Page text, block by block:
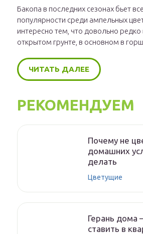
Бакопа в последних сезонах бьет
популярности среди ампельных
интересно тем, что довольно
открытом грунте, в основном в
ЧИТАТЬ ДАЛЕЕ
РЕКОМЕНДУЕМ
Почему не
домашних
делать
Цветущие
Герань дома
ставить в